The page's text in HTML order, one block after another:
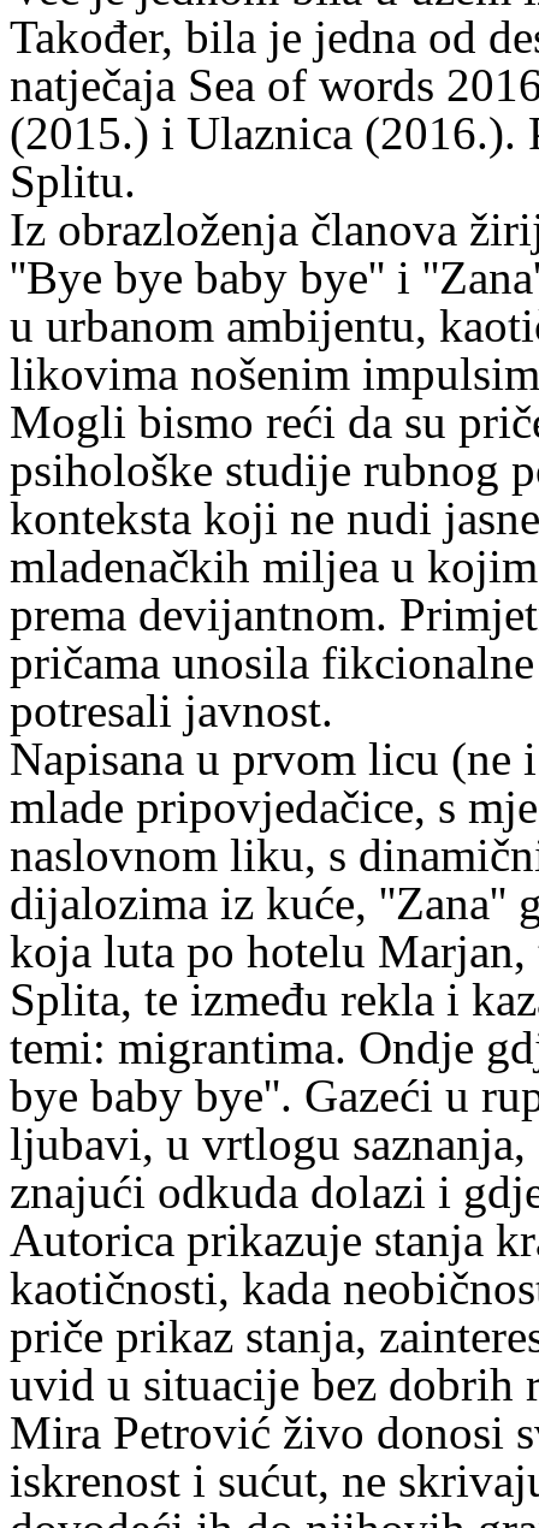
Također, bila je jedna od
natječaja Sea of words
(2015.) i Ulaznica (2016.).
Splitu.
Iz obrazloženja članova
''Bye bye baby bye'' i
u urbanom ambijentu,
likovima nošenim
Mogli bismo reći da su
psihološke studije rubnog
konteksta koji ne nudi
mladenačkih miljea u
prema devijantnom.
pričama unosila
potresali javnost.
Napisana u prvom licu
mlade pripovjedačice, s
naslovnom liku, s
dijalozima iz kuće, ''Zana''
koja luta po hotelu
Splita, te između rekla i
temi: migrantima. Ondje
bye baby bye''. Gazeći u
ljubavi, u vrtlogu
znajući odkuda dolazi i
Autorica prikazuje stanja
kaotičnosti, kada
priče prikaz stanja,
uvid u situacije bez dobrih
Mira Petrović živo donosi
iskrenost i sućut, ne